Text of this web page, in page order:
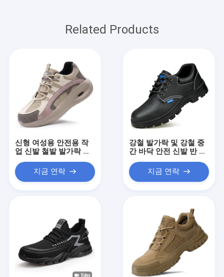
Related Products
신형 여성용 안전용 작
업 신발 철발 발가락 반
부러진 반 펑크 가볍고
편안한 모든 계절 디자
인
지금 연락
강철 발가락 및 강철 중
간 바닥 안전 신발 반 부
딪힘 반공 내구성 견고
한 소피 가죽 열 내구성
부드러운 미끄러지기 내
지금 연락